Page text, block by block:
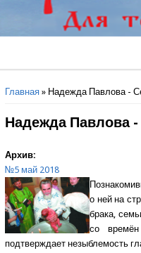
Вы здесь
Главная » Надежда Павлова -
Надежда Павлова -
Архив:
№5 май 2018
о ней на
брака,
со
подтверждает незыблемость